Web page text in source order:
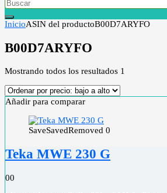
InicioASIN del productoB00D7ARYFO
B00D7ARYFO
Mostrando todos los resultados 1
Añadir para comparar
SaveSavedRemoved 0
Teka MWE 230 G
00